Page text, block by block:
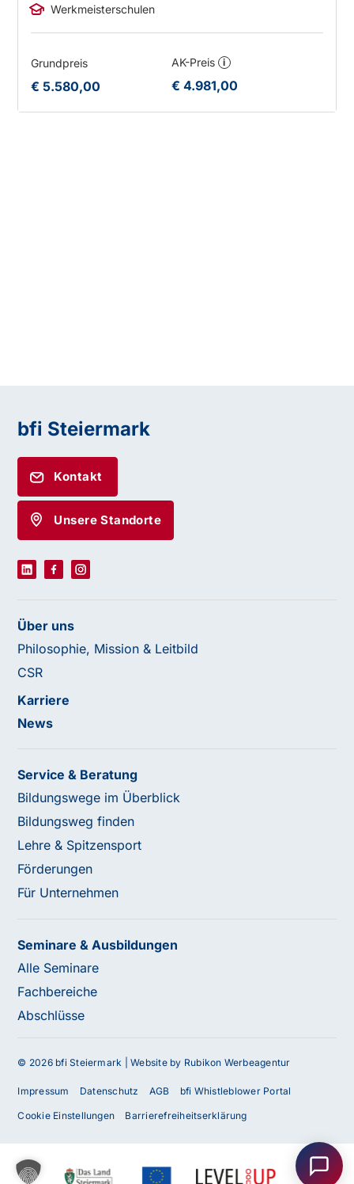
Haben Sie Fragen oder benötigen Sie
Unser Team ist gerne für Sie da! Nehmen Sie jetzt
Kontakt mit uns auf – wir freuen uns auf Ihre Anfrage.
Werkmeisterschulen
Grundpreis
€ 5.580,00
AK-Preis i
€ 4.981,00
bfi Steiermark
Kontakt
Unsere Standorte
Über uns
Philosophie, Mission & Leitbild
CSR
Karriere
News
Service & Beratung
Bildungswege im Überblick
Bildungsweg finden
Lehre & Spitzensport
Förderungen
Für Unternehmen
Seminare & Ausbildungen
Alle Seminare
Fachbereiche
Abschlüsse
© 2026 bfi Steiermark |Website by Rubikon Werbeagentur
Impressum Datenschutz AGB bfi Whistleblower Portal
Cookie Einstellungen Barrierefreiheitserklärung